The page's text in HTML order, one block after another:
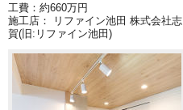
工費：約660万円
施工店： リファイン池田 株式会社志
賀(旧:リファイン池田)